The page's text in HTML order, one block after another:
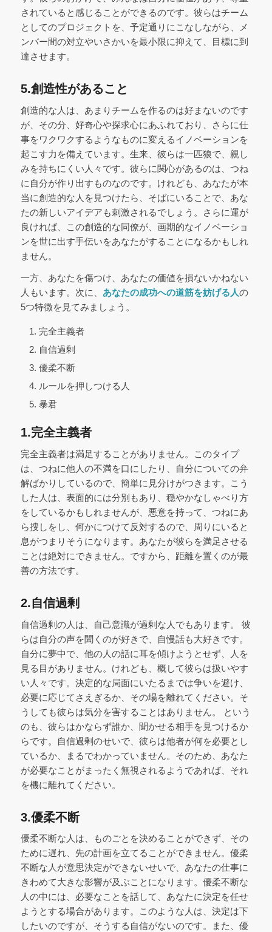
されていると感じることができるのです。彼らはチーム
としてのプロジェクトを、予定通りにこなしながら、メ
ンバー間の対立やいさかいを最小限に抑えて、目標に到
達させます。
5.創造性があること
創造的な人は、あまりチームを作るのは好まないのです
が、その分、好奇心や探求心にあふれており、さらに仕
事をワクワクするようなものに変えるイノベーションを
起こす力を備えています。生来、彼らは一匹狼で、親し
みを持ちにくい人々です。彼らに関心があるのは、つね
に自分が作り出すものなのです。けれども、あなたが本
当に創造的な人を見つけたら、そばにいることで、あな
たの新しいアイデアも刺激されるでしょう。さらに運が
良ければ、この創造的な同僚が、画期的なイノベーショ
ンを世に出す手伝いをあなたがすることになるかもしれ
ません。
一方、あなたを傷つけ、あなたの価値を損ないかねない
人もいます。次に、 あなたの成功への道筋を妨げる人の
5つ特徴を見てみましょう。
完全主義者
自信過剰
優柔不断
ルールを押しつける人
暴君
1.完全主義者
完全主義者は満足することがありません。このタイプ
は、つねに他人の不満を口にしたり、自分についての弁
解ばかりしているので、簡単に見分けがつきます。こう
した人は、表面的には分別もあり、穏やかなしゃべり方
をしているかもしれませんが、悪意を持って、つねにあ
ら捜しをし、何かにつけて反対するので、周りにいると
息がつまりそうになります。あなたが彼らを満足させる
ことは絶対にできません。ですから、距離を置くのが最
善の方法です。
2.自信過剰
自信過剰の人は、自己意識が過剰な人でもあります。 彼
らは自分の声を聞くのが好きで、自慢話も大好きです。
自分に夢中で、他の人の話に耳を傾けようとせず、人を
見る目がありません。けれども、概して彼らは扱いやす
い人々です。決定的な局面にいたるまでは争いを避け、
必要に応じてさえぎるか、その場を離れてください。そ
うしても彼らは気分を害することはありません。 という
のも、彼らはかならず誰か、聞かせる相手を見つけるか
らです。自信過剰のせいで、彼らは他者が何を必要とし
ているか、まるでわかっていません。そのため、あなた
が必要なことがまったく無視されるようであれば、それ
を機に離れてください。
3.優柔不断
優柔不断な人は、ものごとを決めることができず、その
ために遅れ、先の計画を立てることができません。優柔
不断な人が意思決定ができないせいで、あなたの仕事に
きわめて大きな影響が及ぶことになります。優柔不断な
人の中には、必要なことを話して、あなたに決定を任せ
ようとする場合があります。このような人は、決定は下
したいのですが、そうする自信がないのです。また、優